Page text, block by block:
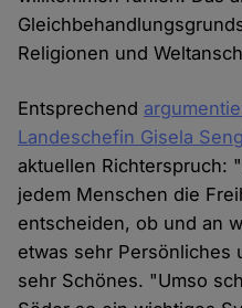
Religionen und
Entsprechend
Landeschefin Gisela
aktuellen Richterspruch:
jedem Menschen die
entscheiden, ob und an
etwas sehr Persönliches
sehr Schönes. "Umso